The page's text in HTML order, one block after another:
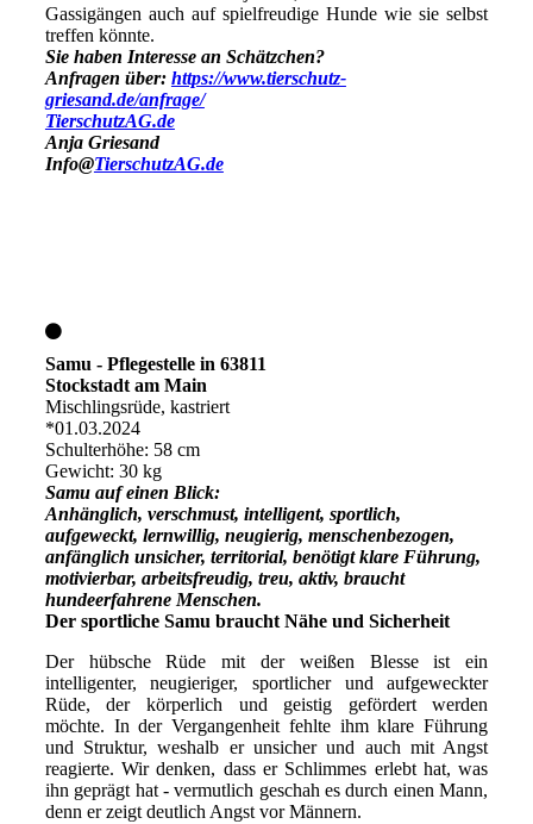
Gassigängen auch auf spielfreudige Hunde wie sie selbst
treffen könnte.
Sie haben Interesse an Schätzchen?
Anfragen über: https://www.tierschutz-
griesand.de/anfrage/
TierschutzAG.de
Anja Griesand
Info@TierschutzAG.de
Samu - Pflegestelle in 63811
Stockstadt am Main
Mischlingsrüde, kastriert
*01.03.2024
Schulterhöhe: 58 cm
Gewicht: 30 kg
Samu auf einen Blick:
Anhänglich, verschmust, intelligent, sportlich,
aufgeweckt, lernwillig, neugierig, menschenbezogen,
anfänglich unsicher, territorial, benötigt klare Führung,
motivierbar, arbeitsfreudig, treu, aktiv, braucht
hundeerfahrene Menschen.
Der sportliche Samu braucht Nähe und Sicherheit
Der hübsche Rüde mit der weißen Blesse ist ein
intelligenter, neugieriger, sportlicher und aufgeweckter
Rüde, der körperlich und geistig gefördert werden
möchte. In der Vergangenheit fehlte ihm klare Führung
und Struktur, weshalb er unsicher und auch mit Angst
reagierte. Wir denken, dass er Schlimmes erlebt hat, was
ihn geprägt hat - vermutlich geschah es durch einen Mann,
denn er zeigt deutlich Angst vor Männern.